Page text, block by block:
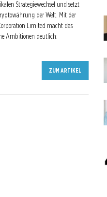
Strategiewechsel und setzt
der Welt. Mit der
Limited macht das
Ambitionen deutlich:
ZUM ARTIKEL